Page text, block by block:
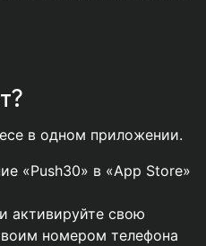
в одном приложении.
«Push30» в «App Store»
активируйте свою
номером телефона